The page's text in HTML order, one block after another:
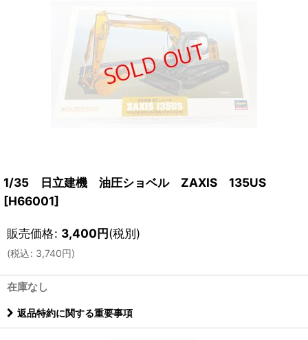
1/35 日立建機 油圧ショベル ZAXIS 135US
[H66001]
販売価格: 3,400円(税別)
(税込: 3,740円)
在庫なし
返品特約に関する重要事項